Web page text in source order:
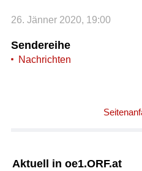
26. Jänner 2020, 19:00
Sendereihe
Nachrichten
Aktuell in oe1.ORF.at